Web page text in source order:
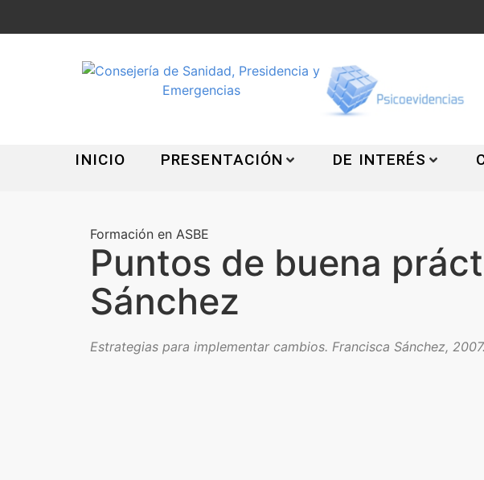
INICIO PRESENTACIÓN DE INTERÉS
Formación en ASBE
Puntos de buena
Sánchez
Estrategias para implementar cambios. Francisca Sánchez, 2007.